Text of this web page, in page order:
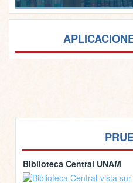
Biblioteca Central UNAM